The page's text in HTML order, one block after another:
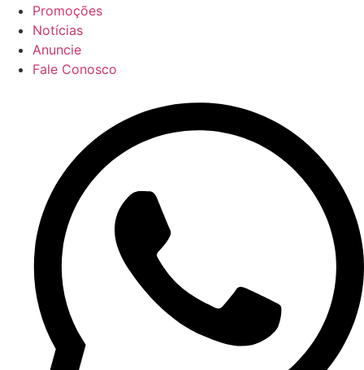
Promoções
Notícias
Anuncie
Fale Conosco